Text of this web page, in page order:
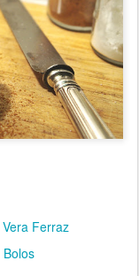
Vera Ferraz
Bolos